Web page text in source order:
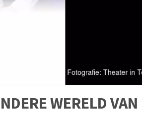
WERELD VAN